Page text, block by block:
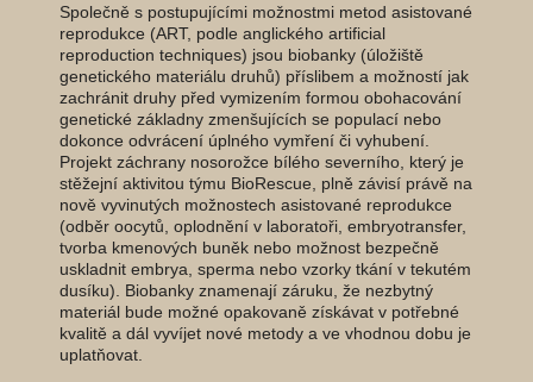
Společně s postupujícími možnostmi metod asistované
reprodukce (ART, podle anglického artificial
reproduction techniques) jsou biobanky (úložiště
genetického materiálu druhů) příslibem a možností jak
zachránit druhy před vymizením formou obohacování
genetické základny zmenšujících se populací nebo
dokonce odvrácení úplného vymření či vyhubení.
Projekt záchrany nosorožce bílého severního, který je
stěžejní aktivitou týmu BioRescue, plně závisí právě na
nově vyvinutých možnostech asistované reprodukce
(odběr oocytů, oplodnění v laboratoři, embryotransfer,
tvorba kmenových buněk nebo možnost bezpečně
uskladnit embrya, sperma nebo vzorky tkání v tekutém
dusíku). Biobanky znamenají záruku, že nezbytný
materiál bude možné opakovaně získávat v potřebné
kvalitě a dál vyvíjet nové metody a ve vhodnou dobu je
uplatňovat.